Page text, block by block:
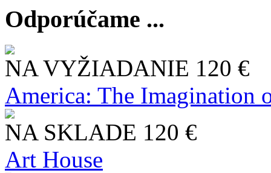
Odporúčame ...
NA VYŽIADANIE 120 €
America: The Imagination
NA SKLADE 120 €
Art House